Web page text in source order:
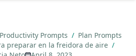
Productivity Prompts / Plan Prompts
preparar en la freidora de aire /